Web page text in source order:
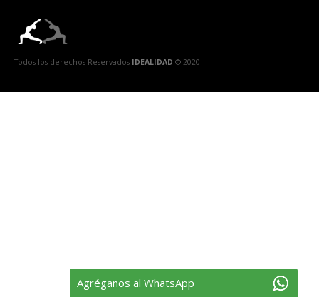
Todos los derechos Reservados IDEALIDAD © 2020
Agréganos al WhatsApp